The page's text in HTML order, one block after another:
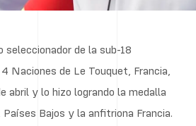
de la sub-18
Naciones de Le Touquet, Francia,
abril y lo hizo logrando la medalla
Bajos y la anfitriona Francia.